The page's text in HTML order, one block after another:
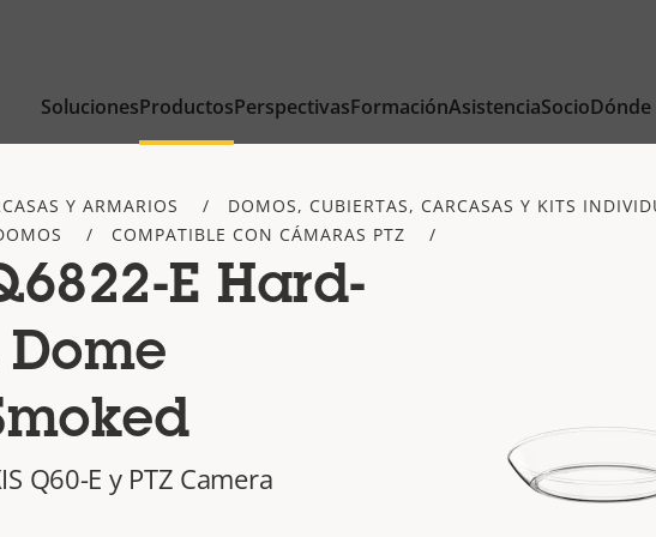
SolucionesProductosPerspectivasFormaciónAsistenciaSocio
Y ARMARIOS
DOMOS, CUBIERTAS, CARCASAS Y KITS
COMPATIBLE CON CÁMARAS PTZ
E Hard-
Q60-E y PTZ Camera